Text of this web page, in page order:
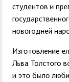
студентов и
новогодней
Изготовление
Льва Толстого
и это было